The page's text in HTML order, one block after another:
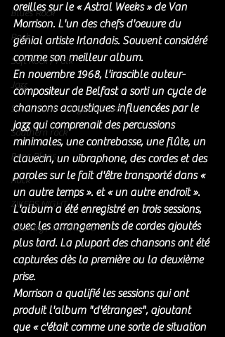
Blues Rock
Rock
Soft Rock / Folk
Jazz
Soul / Funk / Rhythm Blues
Southern rock
Bons Plans
Rock
ZIKERS NIGHT
Country / Americana
oreilles sur le « Astral Weeks » de Van
Morrison. L'un des chefs d'oeuvre du
génial artiste Irlandais. Souvent considéré
comme son meilleur album.
En novembre 1968, l'irascible auteur-
compositeur de Belfast a sorti un cycle de
chansons acoustiques influencées par le
jazz qui comprenait des percussions
minimales, une contrebasse, une flûte, un
clavecin, un vibraphone, des cordes et des
paroles sur le fait d'être transporté dans «
un autre temps ». et « un autre endroit ».
L'album a été enregistré en trois sessions,
avec les arrangements de cordes ajoutés
plus tard. La plupart des chansons ont été
capturées dès la première ou la deuxième
prise.
Morrison a qualifié les sessions qui ont
produit l'album "d'étranges", ajoutant
que « c'était comme une sorte de situation